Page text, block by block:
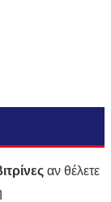
αν θέλετε